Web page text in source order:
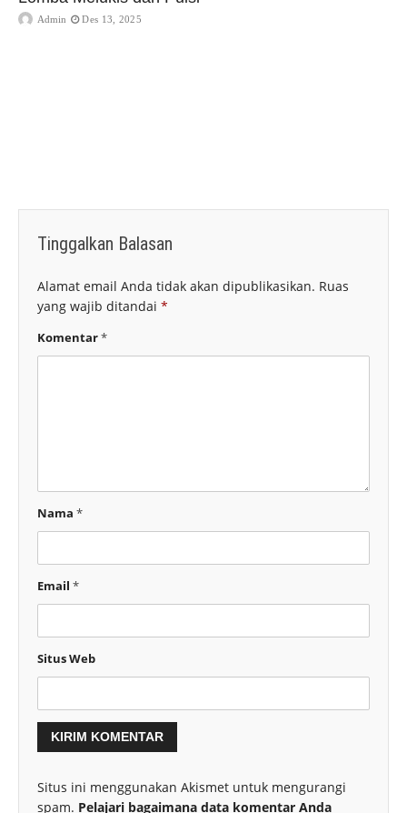
Admin Des 13, 2025
Tinggalkan Balasan
Alamat email Anda tidak akan dipublikasikan. Ruas
yang wajib ditandai *
Komentar*
Nama *
Email *
Situs Web
Situs ini menggunakan Akismet untuk mengurangi
spam. Pelajari bagaimana data komentar Anda